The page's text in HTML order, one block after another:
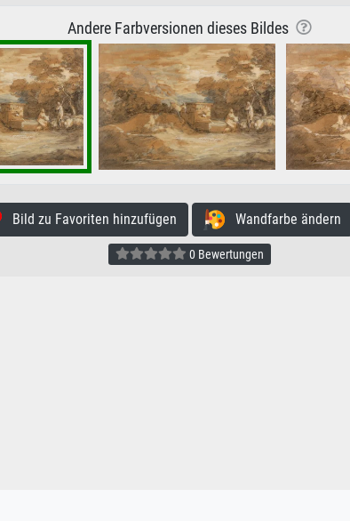
Andere Farbversionen dieses Bildes
Bild zu Favoriten hinzufügen Wandfarbe ändern
0 Bewertungen